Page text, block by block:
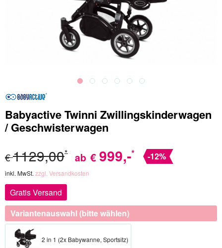
Babyactive Twinni Zwillingskinderwagen
/ Geschwisterwagen
€1129,00* ab € 999,-* -12%
inkl. MwSt. zzgl. Versandkosten
Gratis Versand
Variantenauswahl (bitte wählen)
2 in 1 (2x Babywanne, Sportsitz)